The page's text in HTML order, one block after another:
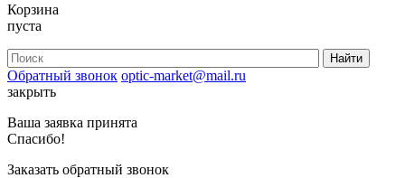
Корзина
пуста
Обратный звонок optic-market@mail.ru
закрыть
Ваша заявка принята
Спасибо!
Заказать обратный звонок